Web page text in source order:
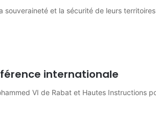
et la sécurité de leurs
internationale
VI de Rabat et Hautes Instructions